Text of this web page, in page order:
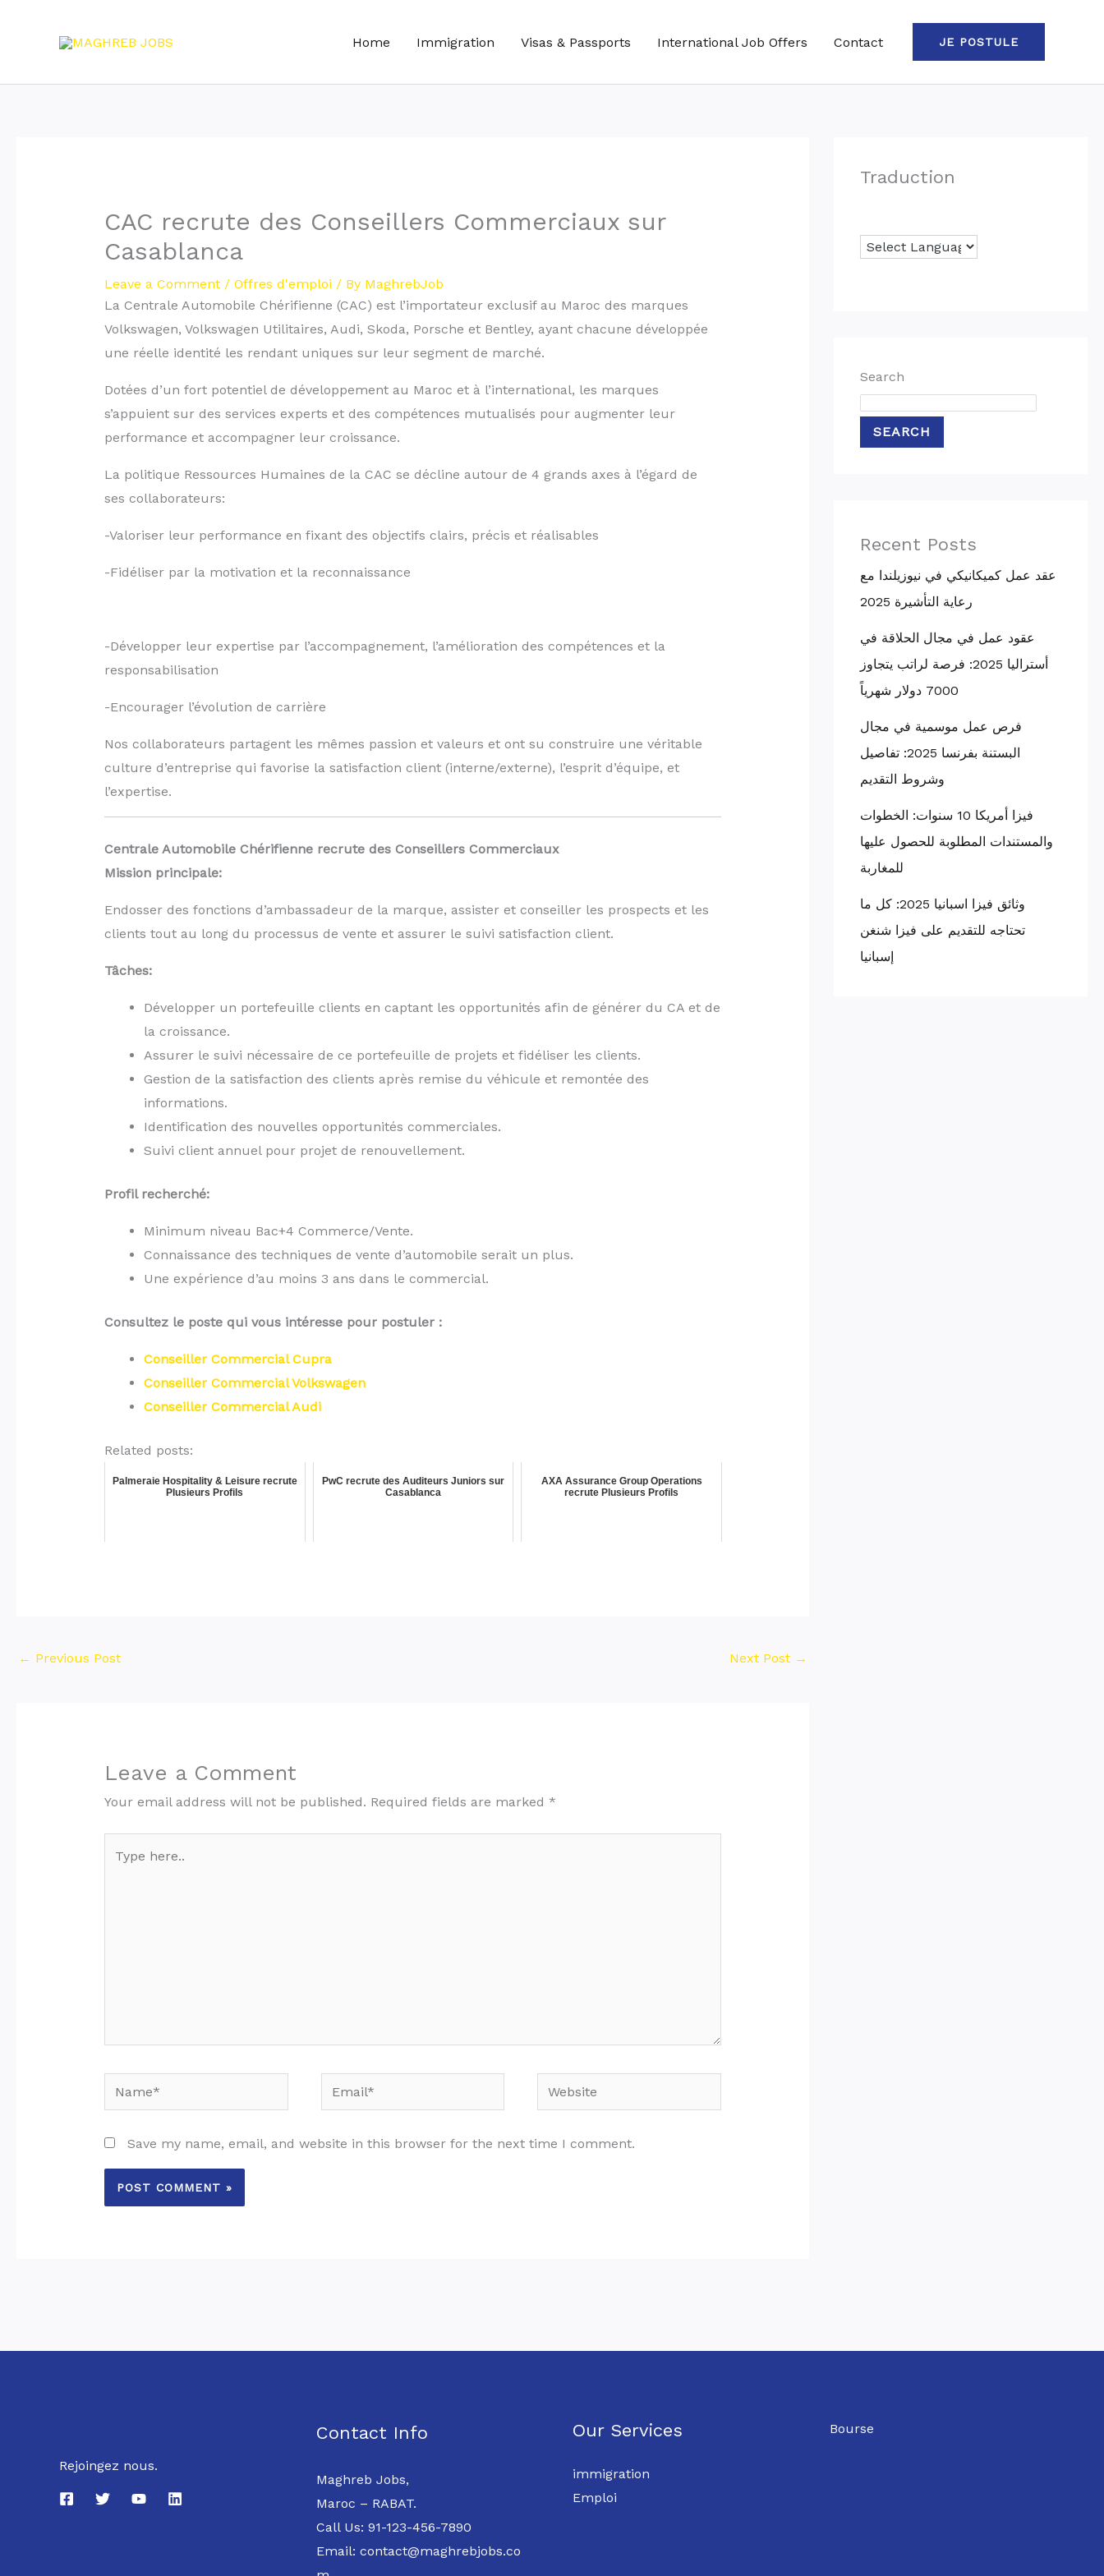
Home Immigration Visas & Passports International Job Offers Contact JE POSTULE
CAC recrute des Conseillers Commerciaux sur
Casablanca
Leave a Comment / Offres d'emploi / By MaghrebJob
La Centrale Automobile Chérifienne (CAC) est l’importateur exclusif au Maroc des marques
Volkswagen, Volkswagen Utilitaires, Audi, Skoda, Porsche et Bentley, ayant chacune développée
une réelle identité les rendant uniques sur leur segment de marché.
Dotées d’un fort potentiel de développement au Maroc et à l’international, les marques
s’appuient sur des services experts et des compétences mutualisés pour augmenter leur
performance et accompagner leur croissance.
La politique Ressources Humaines de la CAC se décline autour de 4 grands axes à l’égard de
ses collaborateurs:
-Valoriser leur performance en fixant des objectifs clairs, précis et réalisables
-Fidéliser par la motivation et la reconnaissance
-Développer leur expertise par l’accompagnement, l’amélioration des compétences et la
responsabilisation
-Encourager l’évolution de carrière
Nos collaborateurs partagent les mêmes passion et valeurs et ont su construire une véritable
culture d’entreprise qui favorise la satisfaction client (interne/externe), l’esprit d’équipe, et
l’expertise.
Centrale Automobile Chérifienne recrute des Conseillers Commerciaux
Mission principale:
Endosser des fonctions d’ambassadeur de la marque, assister et conseiller les prospects et les
clients tout au long du processus de vente et assurer le suivi satisfaction client.
Tâches:
Développer un portefeuille clients en captant les opportunités afin de générer du CA et de
la croissance.
Assurer le suivi nécessaire de ce portefeuille de projets et fidéliser les clients.
Gestion de la satisfaction des clients après remise du véhicule et remontée des
informations.
Identification des nouvelles opportunités commerciales.
Suivi client annuel pour projet de renouvellement.
Profil recherché:
Minimum niveau Bac+4 Commerce/Vente.
Connaissance des techniques de vente d’automobile serait un plus.
Une expérience d’au moins 3 ans dans le commercial.
Consultez le poste qui vous intéresse pour postuler :
Conseiller Commercial Cupra
Conseiller Commercial Volkswagen
Conseiller Commercial Audi
Related posts:
Palmeraie Hospitality & Leisure recrute
Plusieurs Profils
PwC recrute des Auditeurs Juniors sur
Casablanca
AXA Assurance Group Operations
recrute Plusieurs Profils
← Previous Post Next Post →
Leave a Comment
Your email address will not be published. Required fields are marked *
Name* Email* Website
Save my name, email, and website in this browser for the next time I comment.
Traduction
Search
SEARCH
Recent Posts
عقد عمل كميكانيكي في نيوزيلندا مع
رعاية التأشيرة 2025
عقود عمل في مجال الحلاقة في
أستراليا 2025: فرصة لراتب يتجاوز
7000 دولار شهرياً
فرص عمل موسمية في مجال
البستنة بفرنسا 2025: تفاصيل
وشروط التقديم
فيزا أمريكا 10 سنوات: الخطوات
والمستندات المطلوبة للحصول عليها
للمغاربة
وثائق فيزا اسبانيا 2025: كل ما
تحتاجه للتقديم على فيزا شنغن
إسبانيا
Rejoingez nous.
Contact Info
Maghreb Jobs,
Maroc – RABAT.
Call Us: 91-123-456-7890
Email: contact@maghrebjobs.co
Our Services
immigration
Emploi
Bourse